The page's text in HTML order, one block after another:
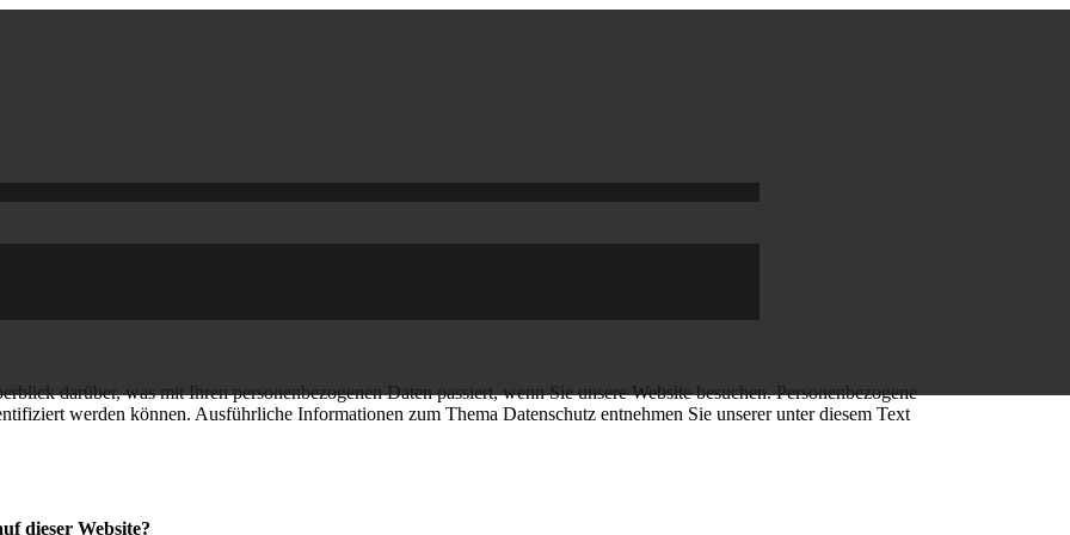
darüber, was mit Ihren personenbezogenen Daten passiert, wenn Sie unsere Website besuchen. Personenbezogene
werden können. Ausführliche Informationen zum Thema Datenschutz entnehmen Sie unserer unter diesem Text
dieser Website?